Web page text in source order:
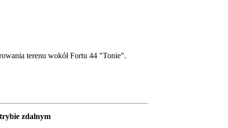
terenu wokół Fortu 44 "Tonie".
zdalnym